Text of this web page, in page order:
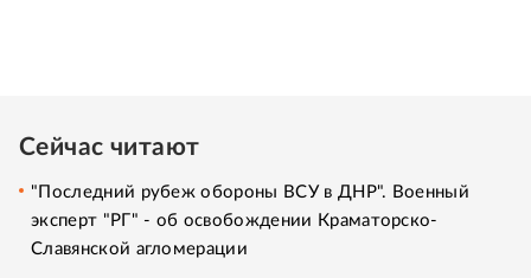
Сейчас читают
"Последний рубеж обороны ВСУ в ДНР". Военный
эксперт "РГ" - об освобождении Краматорско-
Славянской агломерации